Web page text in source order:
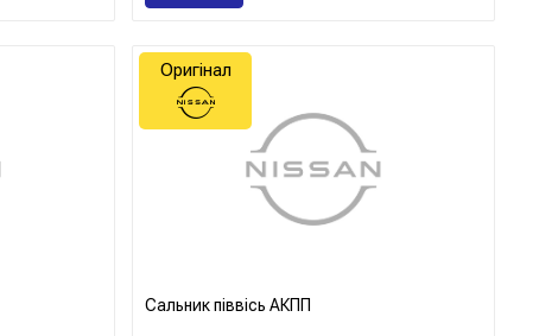
Сальник піввісь АКПП
Оригінал